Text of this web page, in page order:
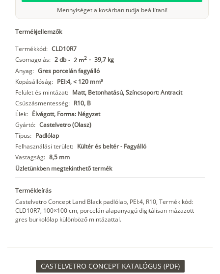
Mennyiséget a kosárban tudja beállítani!
Termékjellemzők
Termékkód: CLD10R7
Csomagolás: 2 db - 2 m2 - 39,7 kg
Anyag: Gres porcelán fagyálló
Kopásállóság: PEI:4, < 120 mm³
Felület és mintázat: Matt, Betonhatású, Színcsoport: Antracit
Csúszásmentesség: R10, B
Élek: Élvágott, Forma: Négyzet
Gyártó: Castelvetro (Olasz)
Típus: Padlólap
Felhasználási terület: Kültér és beltér - Fagyálló
Vastagság: 8,5 mm
Üzletünkben megtekinthető termék
Termékleírás
Castelvetro Concept Land Black padlólap, PEI:4, R10, Termék kód:
CLD10R7, 100×100 cm, porcelán alapanyagú digitálisan mázazott
gres burkolólap különböző mintázattal.
CASTELVETRO CONCEPT KATALÓGUS (PDF)